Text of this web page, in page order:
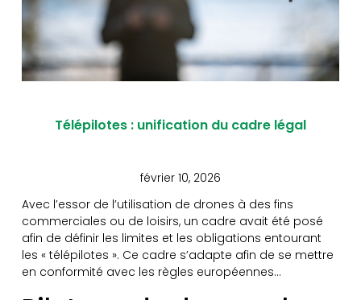
Télépilotes : unification du cadre légal
février 10, 2026
Avec l’essor de l’utilisation de drones à des fins
commerciales ou de loisirs, un cadre avait été posé
afin de définir les limites et les obligations entourant
les « télépilotes ». Ce cadre s’adapte afin de se mettre
en conformité avec les règles européennes…